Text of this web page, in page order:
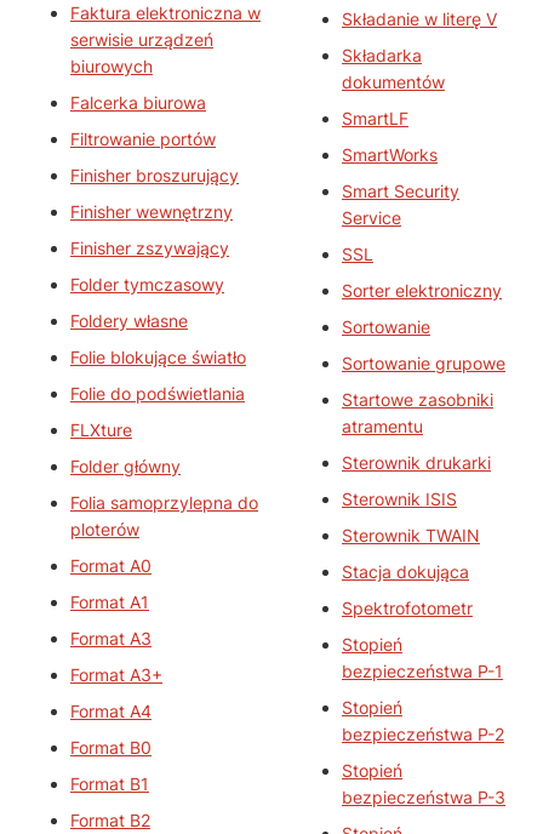
Faktura elektroniczna w
serwisie urządzeń
biurowych
Falcerka biurowa
Filtrowanie portów
Finisher broszurujący
Finisher wewnętrzny
Finisher zszywający
Folder tymczasowy
Foldery własne
Folie blokujące światło
Folie do podświetlania
FLXture
Folder główny
Folia samoprzylepna do
ploterów
Format A0
Format A1
Format A3
Format A3+
Format A4
Format B0
Format B1
Format B2
Składanie w literę V
Składarka
dokumentów
SmartLF
SmartWorks
Smart Security
Service
SSL
Sorter elektroniczny
Sortowanie
Sortowanie grupowe
Startowe zasobniki
atramentu
Sterownik drukarki
Sterownik ISIS
Sterownik TWAIN
Stacja dokująca
Spektrofotometr
Stopień
bezpieczeństwa P-1
Stopień
bezpieczeństwa P-2
Stopień
bezpieczeństwa P-3